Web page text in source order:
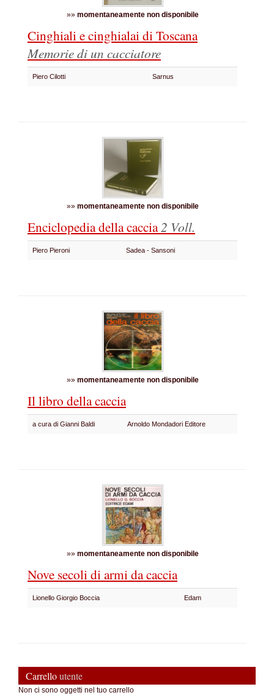
»» momentaneamente non disponibile
Cinghiali e cinghialai di Toscana
Memorie di un cacciatore
Piero Cilotti Sarnus
»» momentaneamente non disponibile
Enciclopedia della caccia2 Voll.
Piero Pieroni Sadea - Sansoni
»» momentaneamente non disponibile
Il libro della caccia
a cura di Gianni Baldi Arnoldo Mondadori Editore
»» momentaneamente non disponibile
Nove secoli di armi da caccia
Lionello Giorgio Boccia Edam
Carrelloutente
Non ci sono oggetti nel tuo carrello